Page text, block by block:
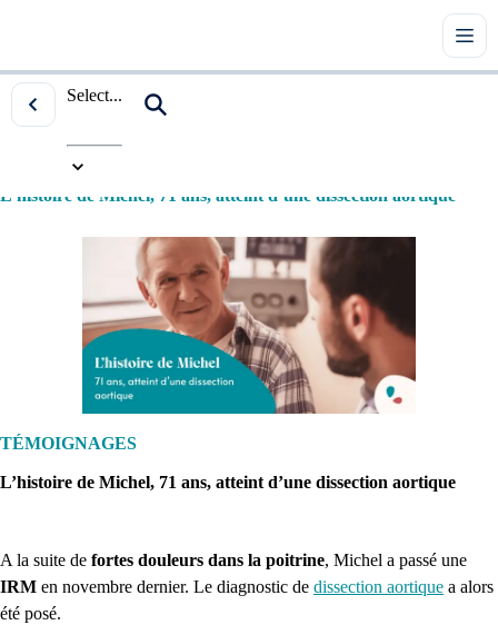
Select...
Accueil
L’histoire de Michel, 71 ans, atteint d’une dissection aortique
TÉMOIGNAGES
L’histoire de Michel, 71 ans, atteint d’une dissection aortique
A la suite de fortes douleurs dans la poitrine, Michel a passé une
IRM en novembre dernier. Le diagnostic de dissection aortique a alors
été posé.